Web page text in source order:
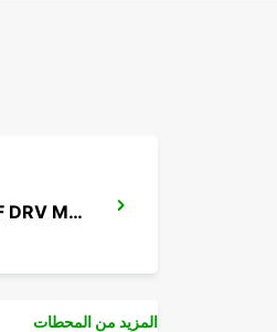
KOTOKA INT APT CHAUF DRV MEET GREET
المزيد من المحطات